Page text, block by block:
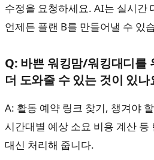
수정을 요청하세요. AI는 실시간
언제든 플랜 B를 만들어낼 수 있
Q: 바쁜 워킹맘/워킹대디를
더 도와줄 수 있는 것이 있나
A: 활동 예약 링크 찾기, 챙겨야
시간대별 예상 소요 비용 계산 등
대신 처리해 줍니다.